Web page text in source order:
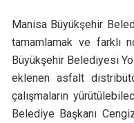
Manisa Büyükşehir
tamamlamak ve farklı
Büyükşehir Belediyesi
eklenen asfalt
çalışmaların
Belediye Başkanı